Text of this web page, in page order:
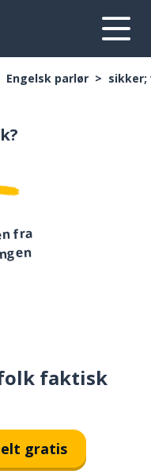
Engelsk parlør sikker;
fra
faktisk
gratis